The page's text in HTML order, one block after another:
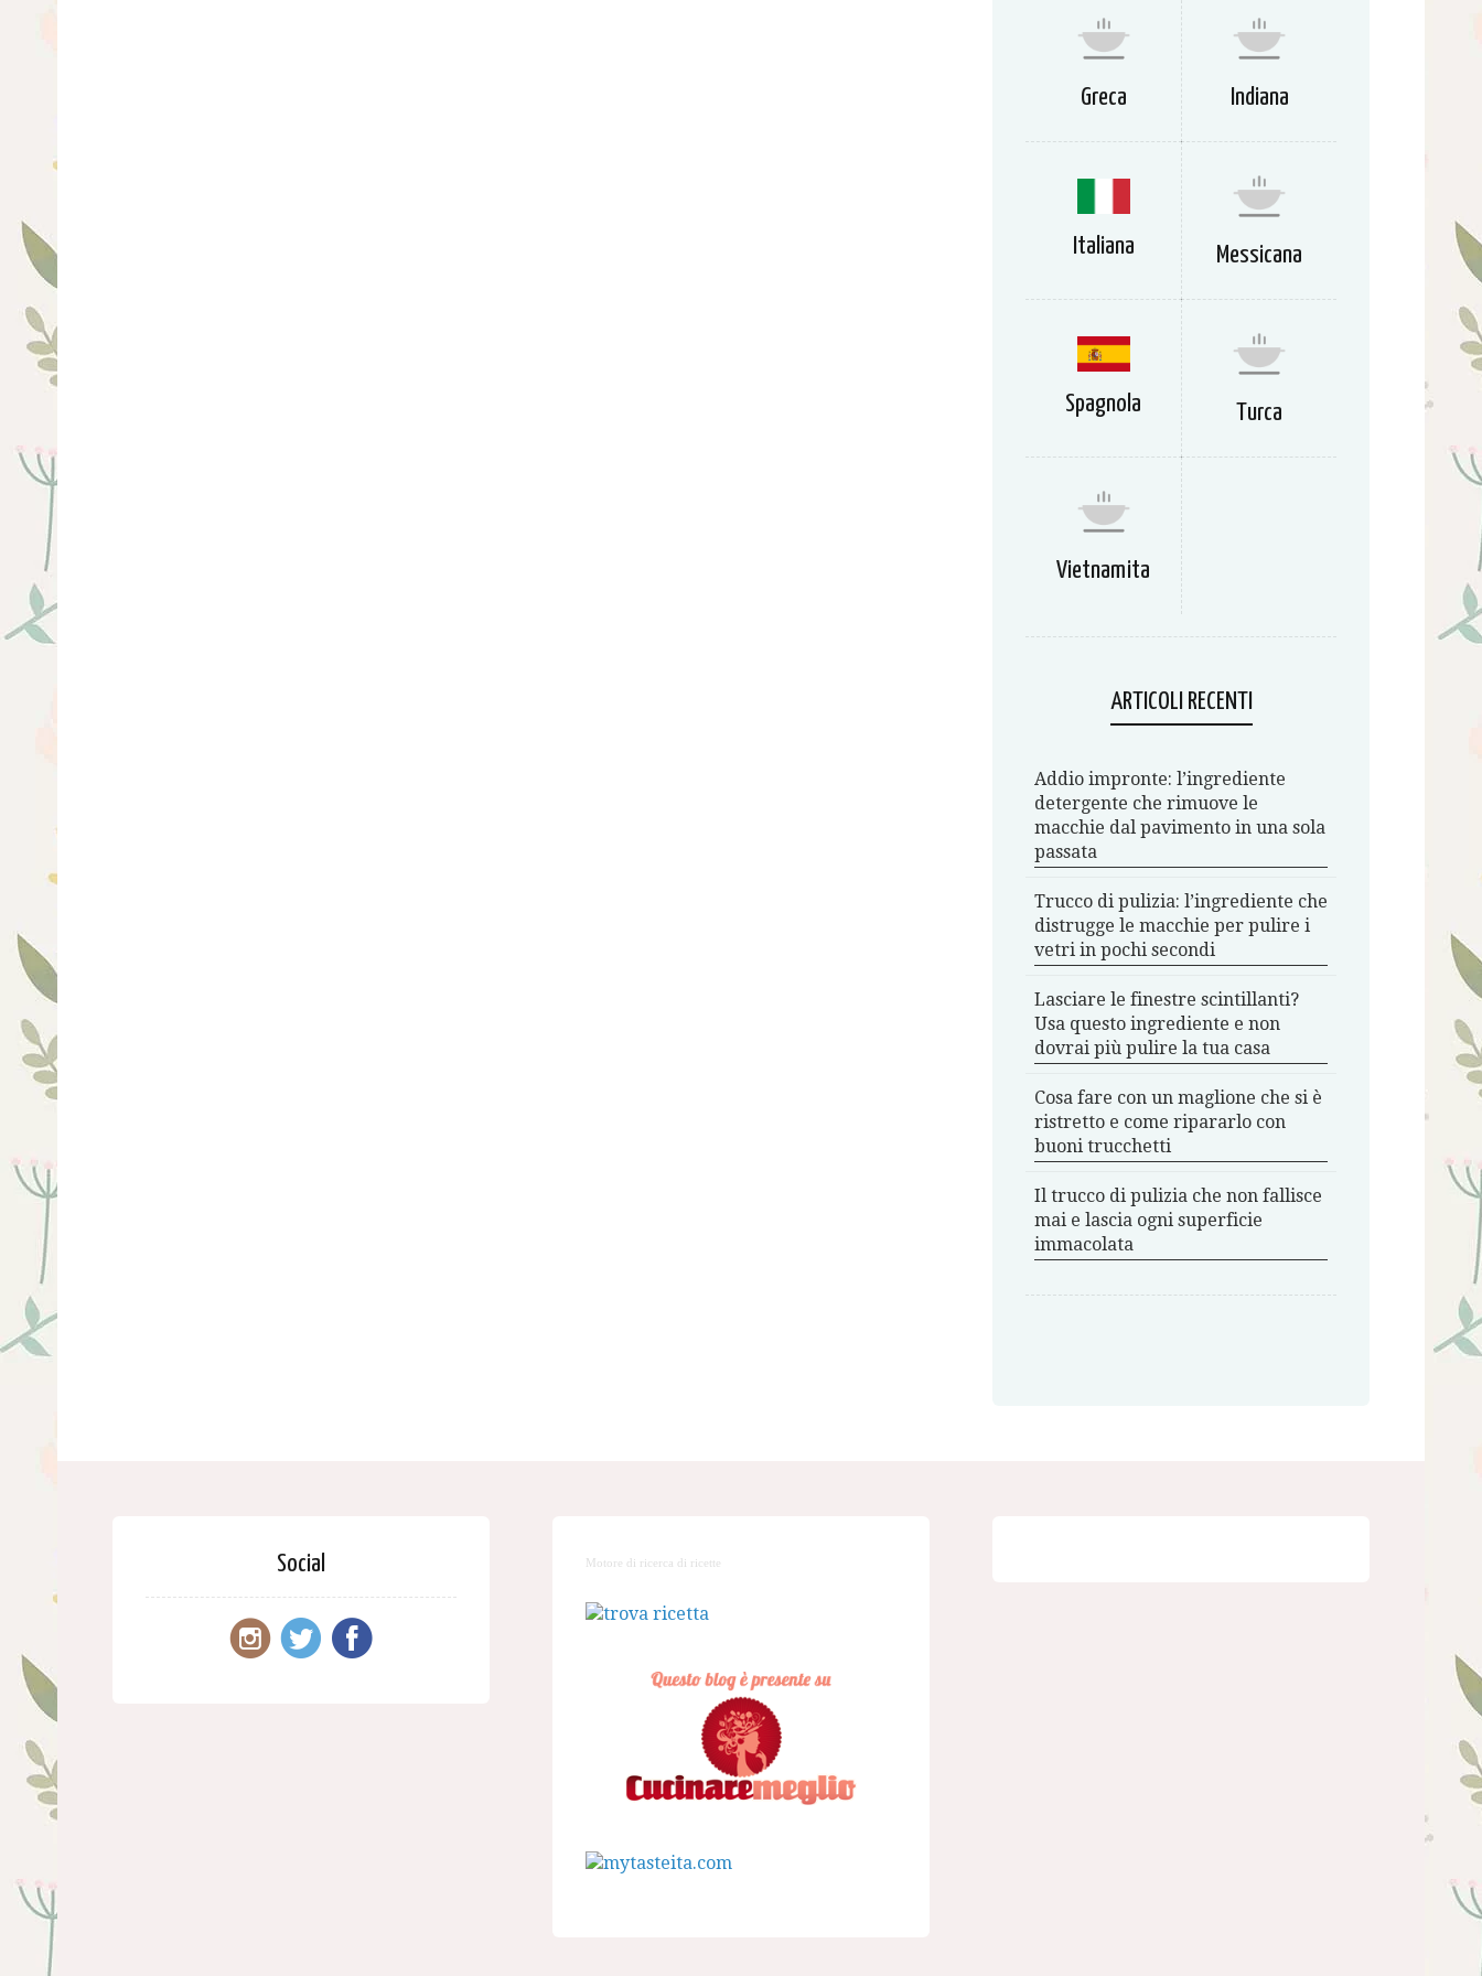
Greca Indiana
Italiana Messicana
Spagnola Turca
Vietnamita
ARTICOLI RECENTI
Addio impronte: l’ingrediente
detergente che rimuove le
macchie dal pavimento in una sola
passata
Trucco di pulizia: l’ingrediente che
distrugge le macchie per pulire i
vetri in pochi secondi
Lasciare le finestre scintillanti?
Usa questo ingrediente e non
dovrai più pulire la tua casa
Cosa fare con un maglione che si è
ristretto e come ripararlo con
buoni trucchetti
Il trucco di pulizia che non fallisce
mai e lascia ogni superficie
immacolata
Social Motore di ricerca di ricette